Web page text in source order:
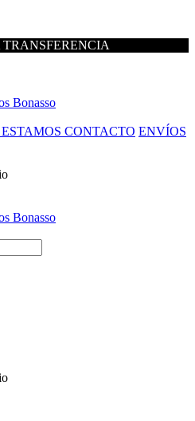
TRANSFERENCIA
CONTACTO ENVÍOS